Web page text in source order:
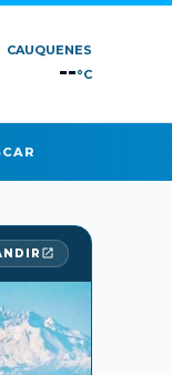
CAUQUENES
--°C